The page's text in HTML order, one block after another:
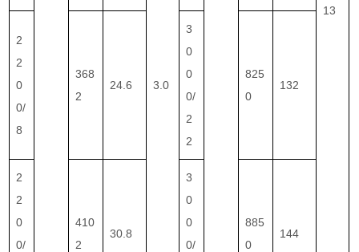
13
3.0
2
2
0
0/
8
368
2
24.6
3
0
0
0/
2
2
825
0
132
2
2
0
0/
410
2
30.8
3
0
0
0/
885
0
144